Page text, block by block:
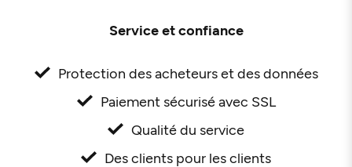
Service et confiance
Protection des acheteurs et des données
Paiement sécurisé avec SSL
Qualité du service
Des clients pour les clients